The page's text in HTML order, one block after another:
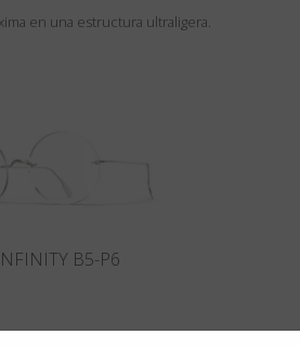
en una estructura ultraligera.
B5-P6